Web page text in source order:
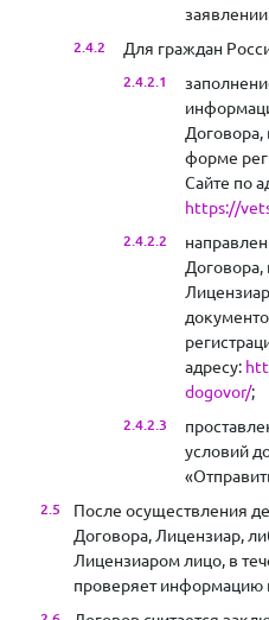
Для граждан
Договора,
форме
Сайте по
https://
адресу:
dogovor/;
условий
После осуществления
Договора, Лицензиар,
Лицензиаром лицо, в
проверяет информацию